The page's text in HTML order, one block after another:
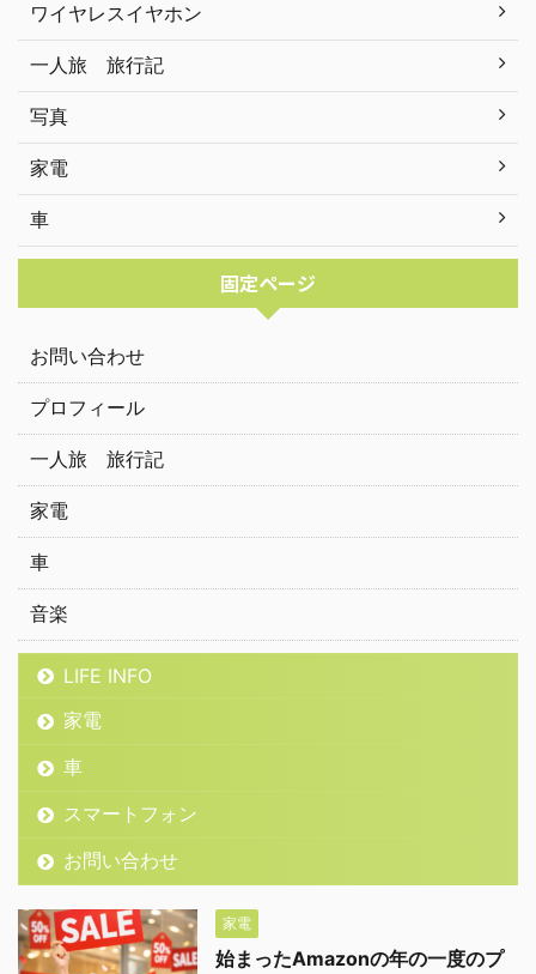
ワイヤレスイヤホン
一人旅 旅行記
写真
家電
車
固定ページ
お問い合わせ
プロフィール
一人旅 旅行記
家電
車
音楽
LIFE INFO
家電
車
スマートフォン
お問い合わせ
家電
始まったAmazonの年の一度のプ